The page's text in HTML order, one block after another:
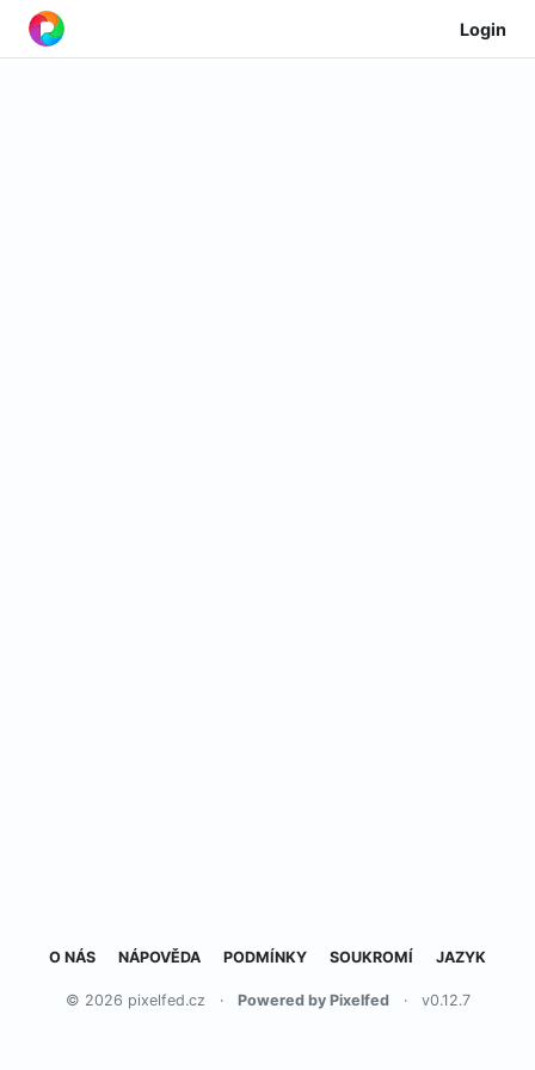
Login
O NÁS NÁPOVĚDA PODMÍNKY SOUKROMÍ JAZYK
© 2026 pixelfed.cz · Powered by Pixelfed · v0.12.7